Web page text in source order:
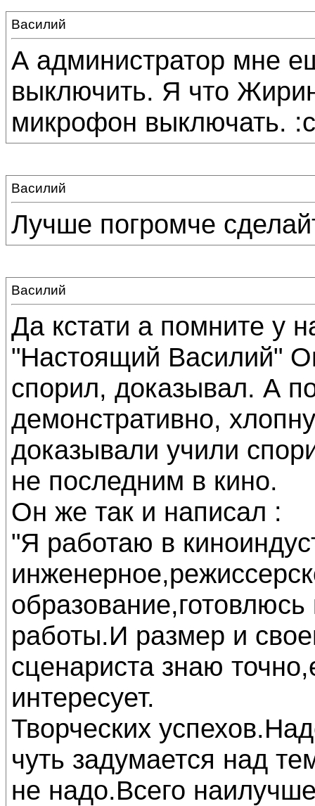
Василий
А администратор мне
выключить. Я что
микрофон выключать.
Василий
Лучше погромче
Василий
Да кстати а помните у
"Настоящий Василий"
спорил, доказывал. А
демонстративно,
доказывали учили
не последним в кино.
Он же так и написал :
"Я работаю в
работы.И размер и
сценариста знаю
интересует.
Творческих
чуть задумается над
не надо.Всего